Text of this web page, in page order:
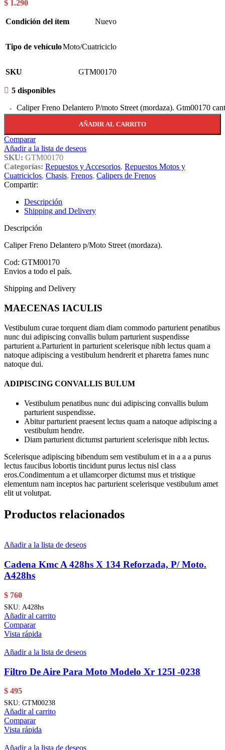
$ 1.290
Condición del ítem Nuevo
Tipo de vehículoMoto/Cuatriciclo
SKU GTM00170
5 disponibles
Caliper Freno Delantero P/moto Street (mordaza). Gtm00170
AÑADIR AL CARRITO
Comparar
Añadir a la lista de deseos
SKU: GTM00170
Categorías: Repuestos y Accesorios, Repuestos Motos y
Cuatriciclos, Chasis, Frenos, Calipers de Frenos
Compartir:
Descripción
Shipping and Delivery
Descripción
Caliper Freno Delantero p/Moto Street (mordaza).
Cod: GTM00170
Envios a todo el país.
Shipping and Delivery
MAECENAS IACULIS
Vestibulum curae torquent diam diam commodo parturient penatibus
nunc dui adipiscing convallis bulum parturient suspendisse
parturient a.Parturient in parturient scelerisque nibh lectus quam a
natoque adipiscing a vestibulum hendrerit et pharetra fames nunc
natoque dui.
ADIPISCING CONVALLIS BULUM
Vestibulum penatibus nunc dui adipiscing convallis bulum
parturient suspendisse.
Abitur parturient praesent lectus quam a natoque adipiscing a
vestibulum hendre.
Diam parturient dictumst parturient scelerisque nibh lectus.
Scelerisque adipiscing bibendum sem vestibulum et in a a a purus
lectus faucibus lobortis tincidunt purus lectus nisl class
eros.Condimentum a et ullamcorper dictumst mus et tristique
elementum nam inceptos hac parturient scelerisque vestibulum amet
elit ut volutpat.
Productos relacionados
Añadir a la lista de deseos
Cadena Kmc A 428hs X 134 Reforzada, P/ Moto.
A428hs
$ 760
SKU: A428hs
Añadir al carrito
Comparar
Vista rápida
Añadir a la lista de deseos
Filtro De Aire Para Moto Modelo Xr 125l -0238
$ 495
SKU: GTM00238
Añadir al carrito
Comparar
Vista rápida
Añadir a la lista de deseos